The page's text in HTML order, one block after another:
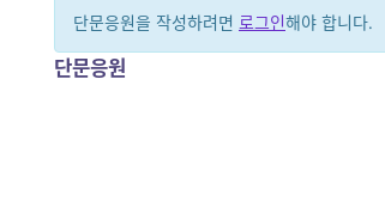
단문응원을 작성하려면 로그인해야 합니다.
단문응원